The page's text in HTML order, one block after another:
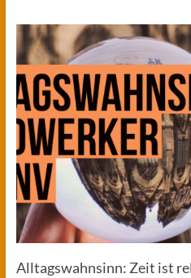
Alltagswahnsinn: Zeit ist